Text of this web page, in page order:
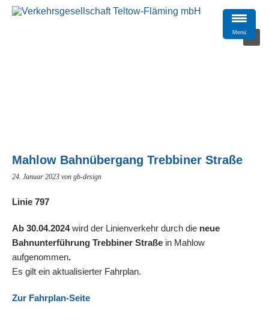
Mahlow Bahnübergang Trebbiner Straße
24. Januar 2023 von gb-design
Linie 797
Ab 30.04.2024wird der Linienverkehr durch die neue
Bahnunterführung Trebbiner Straße in Mahlow
aufgenommen.
Es gilt ein aktualisierter Fahrplan.
Zur Fahrplan-Seite
Menü